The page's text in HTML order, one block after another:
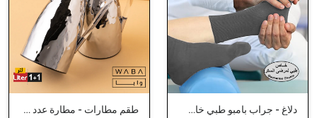
دلاغ - جراب بامبو طبي خاص لمرضى السكري طقم مطارات - مطارة عدد 2 حبة - علياء نوعية ممتازة - وابا